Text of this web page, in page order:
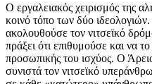
Ο εργαλειακός χειρισμός της
κοινό τόπο των δύο
ακολουθούσε τον νιτσεϊκό
πράξει ότι επιθυμούσε και να
προσωπικής του ισχύος. Ο
συνιστά τον νιτσεϊκό